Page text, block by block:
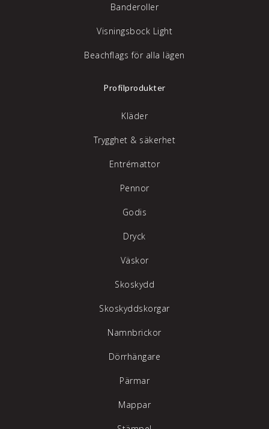
Banderoller
Visningsbock Light
Beachflags för alla lägen
Profilprodukter
Kläder
Trygghet & säkerhet
Entrémattor
Pennor
Godis
Dryck
Väskor
Skoskydd
Skoskyddskorgar
Namnbrickor
Dörrhängare
Pärmar
Mappar